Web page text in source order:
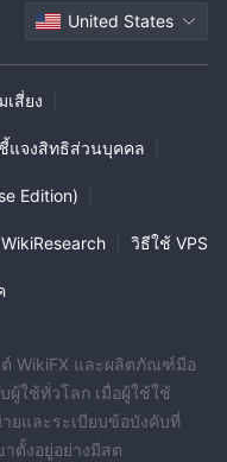
United States
เสี่ยง
แจงสิทธิส่วนบุคคล
Edition)
WikiResearch วิธีใช้ VPS
ต์ WikiFX และผลิตภัณฑ์มือ
ผู้ใช้ทั่วโลก เมื่อผู้ใช้ใช้
และระเบียบข้อบังคับที่
ตั้งอยู่อย่างมีสต